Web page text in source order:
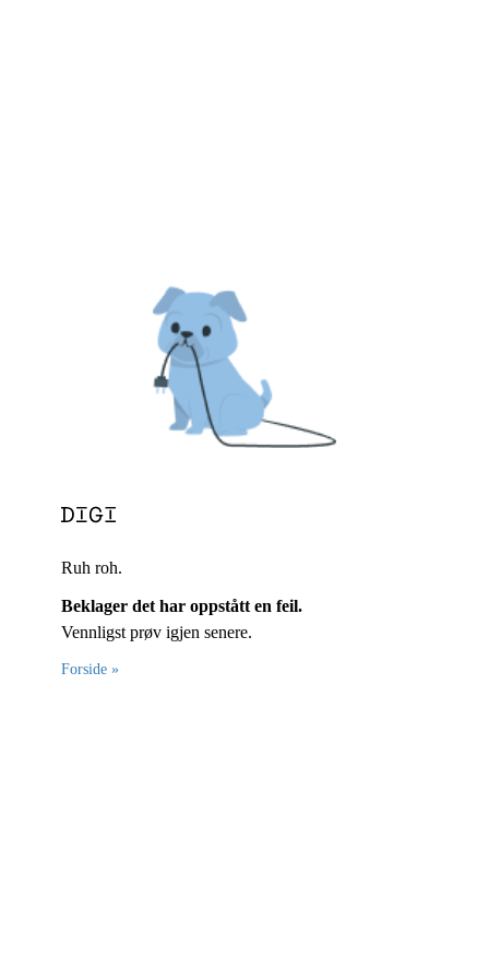
Ruh roh.
Beklager det har oppstått en feil.
Vennligst prøv igjen senere.
Forside »